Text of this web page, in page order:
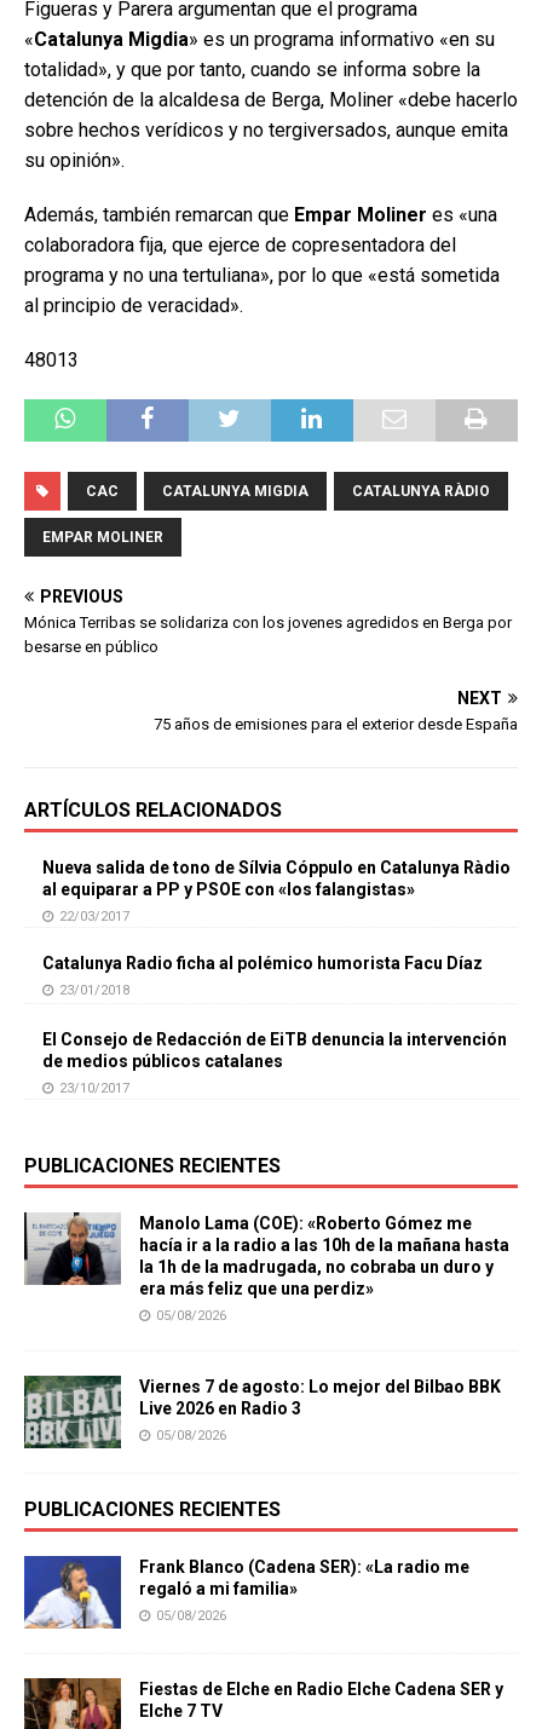
Figueras y Parera argumentan que el programa
«Catalunya Migdia» es un programa informativo «en su
totalidad», y que por tanto, cuando se informa sobre la
detención de la alcaldesa de Berga, Moliner «debe hacerlo
sobre hechos verídicos y no tergiversados, aunque emita
su opinión».
Además, también remarcan que Empar Moliner es «una
colaboradora fija, que ejerce de copresentadora del
programa y no una tertuliana», por lo que «está sometida
al principio de veracidad».
48013
CAC CATALUNYA MIGDIA CATALUNYA RÀDIO
EMPAR MOLINER
PREVIOUS
Mónica Terribas se solidariza con los jovenes agredidos en Berga por
besarse en público
NEXT
75 años de emisiones para el exterior desde España
ARTÍCULOS RELACIONADOS
Nueva salida de tono de Sílvia Cóppulo en Catalunya Ràdio
al equiparar a PP y PSOE con «los falangistas»
22/03/2017
Catalunya Radio ficha al polémico humorista Facu Díaz
23/01/2018
El Consejo de Redacción de EiTB denuncia la intervención
de medios públicos catalanes
23/10/2017
PUBLICACIONES RECIENTES
Manolo Lama (COE): «Roberto Gómez me
hacía ir a la radio a las 10h de la mañana hasta
la 1h de la madrugada, no cobraba un duro y
era más feliz que una perdiz»
05/08/2026
Viernes 7 de agosto: Lo mejor del Bilbao BBK
Live 2026 en Radio 3
05/08/2026
PUBLICACIONES RECIENTES
Frank Blanco (Cadena SER): «La radio me
regaló a mi familia»
05/08/2026
Fiestas de Elche en Radio Elche Cadena SER y
Elche 7 TV